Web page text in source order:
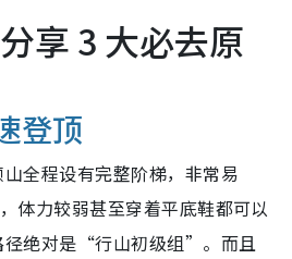
享 3 大必去原
登顶
全程设有完整阶梯，非常易
体力较弱甚至穿着平底鞋都可以
径绝对是“行山初级组”。而且